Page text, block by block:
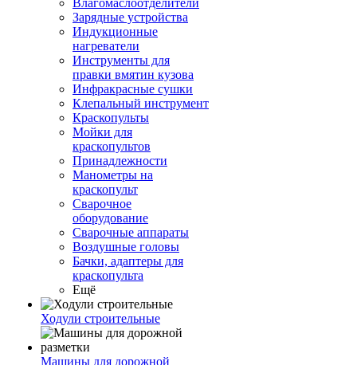
Влагомаслоотделители
Зарядные устройства
Индукционные
нагреватели
Инструменты для
правки вмятин кузова
Инфракрасные сушки
Клепальный инструмент
Краскопульты
Мойки для
краскопультов
Принадлежности
Манометры на
краскопульт
Сварочное
оборудование
Сварочные аппараты
Воздушные головы
Бачки, адаптеры для
краскопульта
Ещё
Ходули строительные
Машины для дорожной